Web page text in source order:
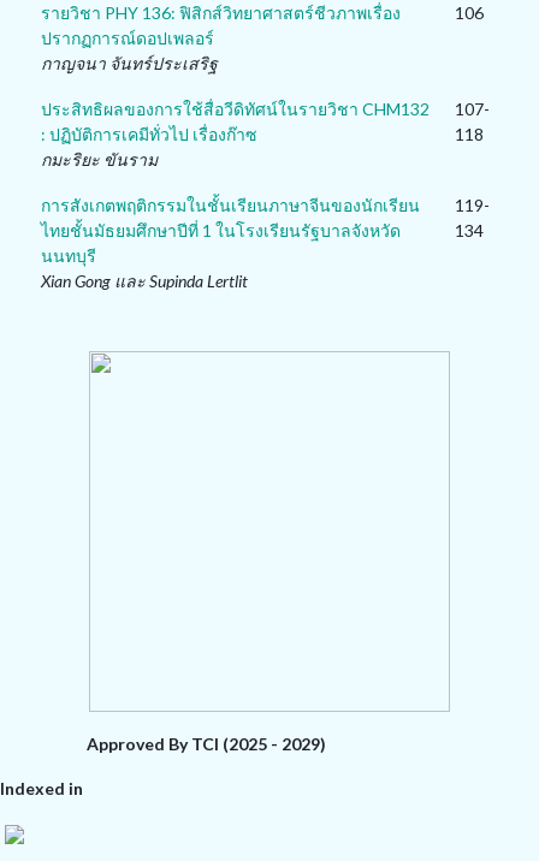
รายวิชา PHY 136: ฟิสิกส์วิทยาศาสตร์ชีวภาพเรื่อง
ปรากฏการณ์ดอปเพลอร์
กาญจนา จันทร์ประเสริฐ
106
ประสิทธิผลของการใช้สื่อวีดิทัศน์ในรายวิชา CHM132
: ปฏิบัติการเคมีทั่วไป เรื่องก๊าซ
กมะริยะ ขันราม
107-
118
การสังเกตพฤติกรรมในชั้นเรียนภาษาจีนของนักเรียน
ไทยชั้นมัธยมศึกษาปีที่ 1 ในโรงเรียนรัฐบาลจังหวัด
นนทบุรี
Xian Gong และ Supinda Lertlit
119-
134
Approved By TCI (2025 - 2029)
Indexed in